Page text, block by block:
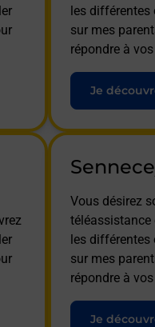
les différentes
sur mes
répondre à
Je
Vous désirez
téléassistance
les différentes
sur mes
répondre à
Je